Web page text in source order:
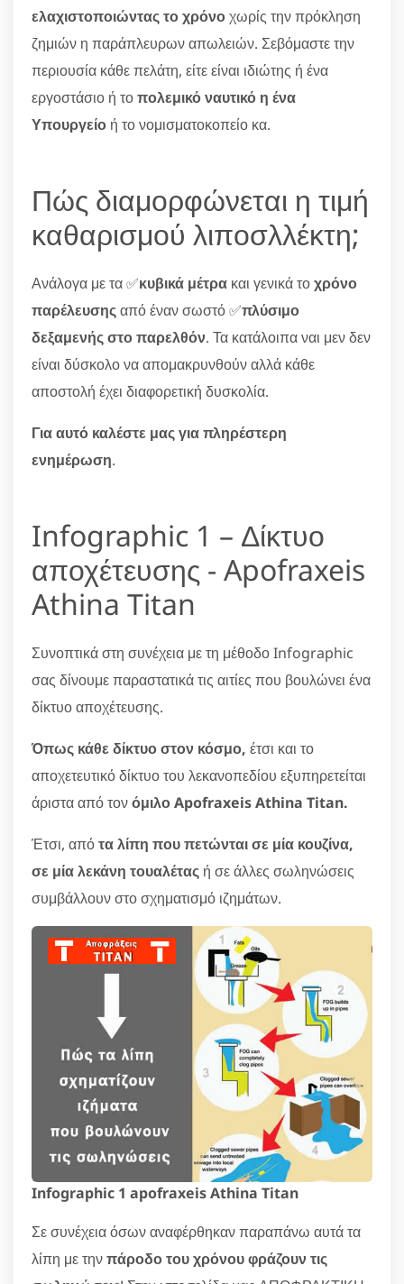
ελαχιστοποιώντας το χρόνοχωρίς την πρόκληση
ζημιών η παράπλευρων απωλειών. Σεβόμαστε την
περιουσία κάθε πελάτη, είτε είναι ιδιώτης ή ένα
εργοστάσιο ή τοπολεμικό ναυτικό η ένα
Υπουργείο ή το νομισματοκοπείο κα.
Πώς διαμορφώνεται η τιμή
καθαρισμού λιποσλλέκτη;
Ανάλογα με τα ✅κυβικά μέτρα και γενικά τοχρόνο
παρέλευσηςαπό έναν σωστό ✅πλύσιμο
δεξαμενής στο παρελθόν. Τα κατάλοιπα ναι μεν δεν
είναι δύσκολο να απομακρυνθούν αλλά κάθε
αποστολή έχει διαφορετική δυσκολία.
Για αυτό καλέστε μας για πληρέστερη
ενημέρωση.
Infographic 1 – Δίκτυο
αποχέτευσης - Apofraxeis
Athina Titan
Συνοπτικά στη συνέχεια με τη μέθοδο Infographic
σας δίνουμε παραστατικά τις αιτίες που βουλώνει ένα
δίκτυο αποχέτευσης.
Όπως κάθε δίκτυο στον κόσμο, έτσι και το
αποχετευτικό δίκτυο του λεκανοπεδίου εξυπηρετείται
άριστα από τονόμιλο Apofraxeis Athina Titan.
Έτσι, απότα λίπη που πετώνται σε μία κουζίνα,
σε μία λεκάνη τουαλέτας ή σε άλλες σωληνώσεις
συμβάλλουν στο σχηματισμό ιζημάτων.
Infographic 1 apofraxeis Athina Titan
Σε συνέχεια όσων αναφέρθηκαν παραπάνω αυτά τα
λίπη με τηνπάροδο του χρόνου φράζουν τις